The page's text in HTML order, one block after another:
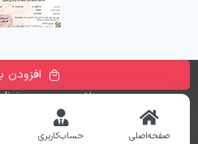
تمامی حقوق این وب سایت متعلق
می باشد. Copyright©2026 digiparse.com
طراحی و راه
افزودن
صفحه‌اصلی حساب‌کاربری